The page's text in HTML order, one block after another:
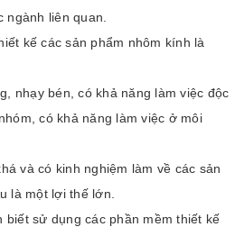
ngành liên quan.
kế các sản phẩm nhôm kính là
nhạy bén, có khả năng làm việc độc
có khả năng làm việc ở môi
và có kinh nghiệm làm về các sản
là một lợi thế lớn.
biết sử dụng các phần mềm thiết kế